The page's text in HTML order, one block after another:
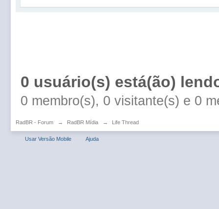
0 usuário(s) está(ão)
0 membro(s), 0 visitante(s) e 0
RadBR - Forum → RadBR Mídia → Life Thread
Usar Versão Mobile Ajuda